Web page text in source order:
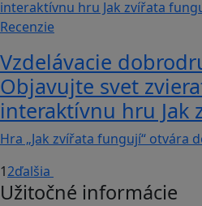
Recenzie
Vzdelávacie
Objavujte svet
interaktívnu hru Jak
Hra „Jak zvířata fungují“ otvára
12ďalšia
Užitočné informácie